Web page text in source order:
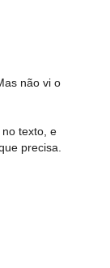
não vi o
texto, e
precisa.